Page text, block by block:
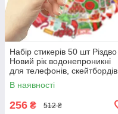
Набір стикерів 50 шт Різдво
Новий рік водонепроникні
для телефонів, скейтбордів,
ноутбуків та іграшок
В наявності
256 ₴ 512 ₴